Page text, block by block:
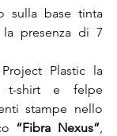
sulla base tinta
presenza di 7
shirt e felpe
stampe nello
“Fibra Nexus”,